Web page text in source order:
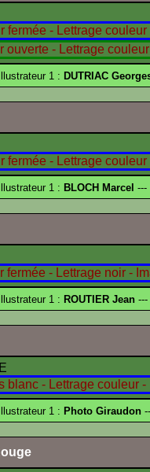
1 : DUTRIAC
1 : BLOCH Marcel ---
1 : ROUTIER Jean ---
1 : Photo Giraudon